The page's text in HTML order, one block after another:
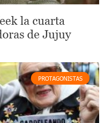
la cuarta
de Jujuy
PROTAGONISTAS